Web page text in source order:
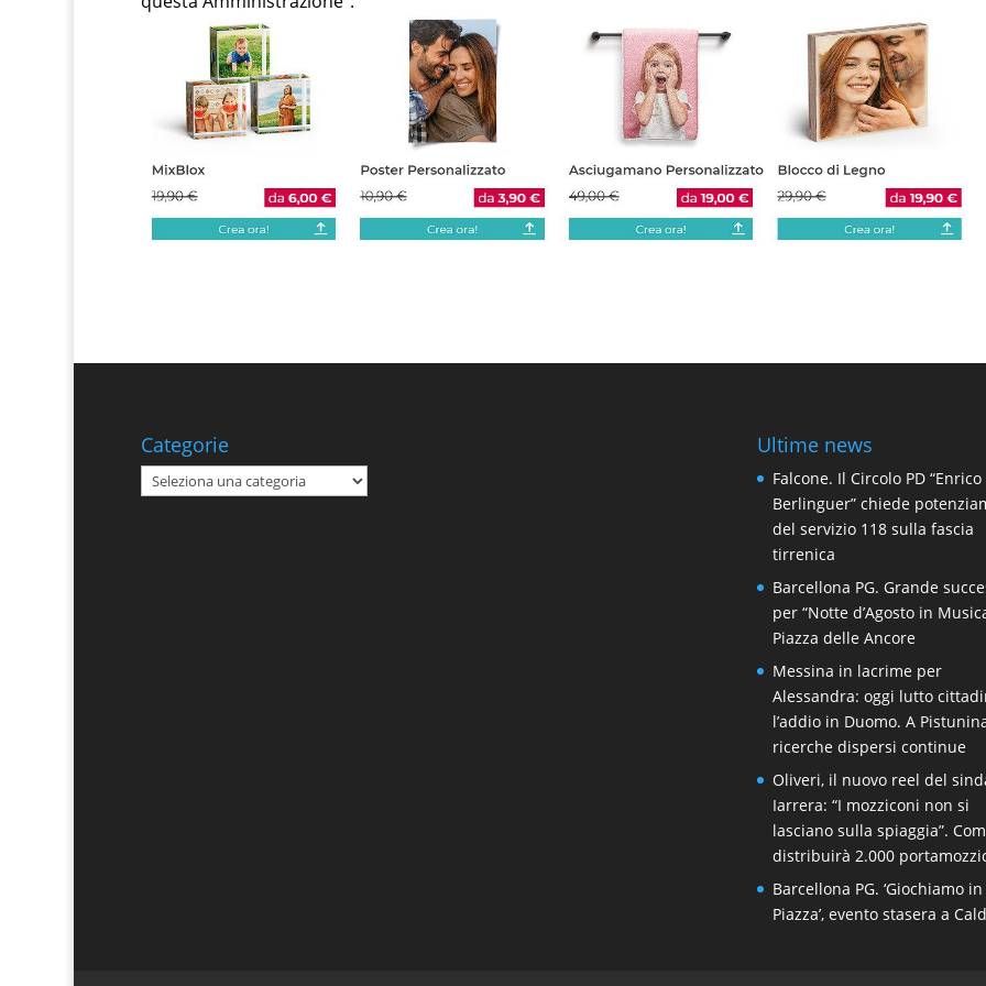
Categorie
Categorie
Ultime news
Falcone. Il Circolo PD “Enrico
Berlinguer” chiede
del servizio 118 sulla fascia
tirrenica
Barcellona PG. Grande
per “Notte d’Agosto in
Piazza delle Ancore
Messina in lacrime per
Alessandra: oggi lutto
l’addio in Duomo. A
ricerche dispersi continue
Oliveri, il nuovo reel del
Iarrera: “I mozziconi non si
lasciano sulla spiaggia”.
distribuirà 2.000
Barcellona PG. ‘Giochiamo in
Piazza’, evento stasera a